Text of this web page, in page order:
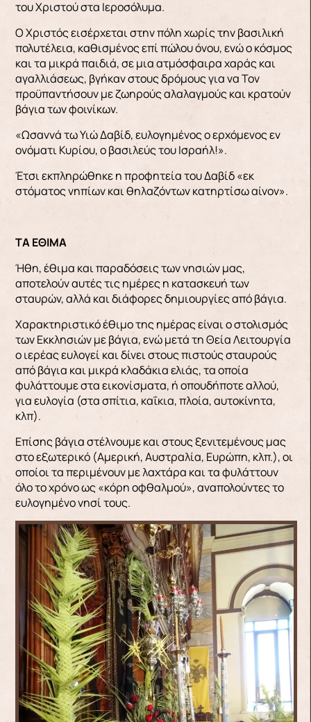
του Χριστού στα Ιεροσόλυμα.
Ο Χριστός εισέρχεται στην πόλη χωρίς την βασιλική
πολυτέλεια, καθισμένος επί πώλου όνου, ενώ ο κόσμος
και τα μικρά παιδιά, σε μια ατμόσφαιρα χαράς και
αγαλλιάσεως, βγήκαν στους δρόμους για να Τον
προϋπαντήσουν με ζωηρούς αλαλαγμούς και κρατούν
βάγια των φοινίκων.
«Ωσαννά τω Υιώ Δαβίδ, ευλογημένος ο ερχόμενος εν
ονόματι Κυρίου, ο βασιλεύς του Ισραήλ!».
Έτσι εκπληρώθηκε η προφητεία του Δαβίδ «εκ
στόματος νηπίων και θηλαζόντων κατηρτίσω αίνον».
ΤΑ ΕΘΙΜΑ
Ήθη, έθιμα και παραδόσεις των νησιών μας,
αποτελούν αυτές τις ημέρες η κατασκευή των
σταυρών, αλλά και διάφορες δημιουργίες από βάγια.
Χαρακτηριστικό έθιμο της ημέρας είναι ο στολισμός
των Εκκλησιών με βάγια, ενώ μετά τη Θεία Λειτουργία
ο ιερέας ευλογεί και δίνει στους πιστούς σταυρούς
από βάγια και μικρά κλαδάκια ελιάς, τα οποία
φυλάττουμε στα εικονίσματα, ή οπουδήποτε αλλού,
για ευλογία (στα σπίτια, καΐκια, πλοία, αυτοκίνητα,
κλπ).
Επίσης βάγια στέλνουμε και στους ξενιτεμένους μας
στο εξωτερικό (Αμερική, Αυστραλία, Ευρώπη, κλπ.), οι
οποίοι τα περιμένουν με λαχτάρα και τα φυλάττουν
όλο το χρόνο ως «κόρη οφθαλμού», αναπολούντες το
ευλογημένο νησί τους.